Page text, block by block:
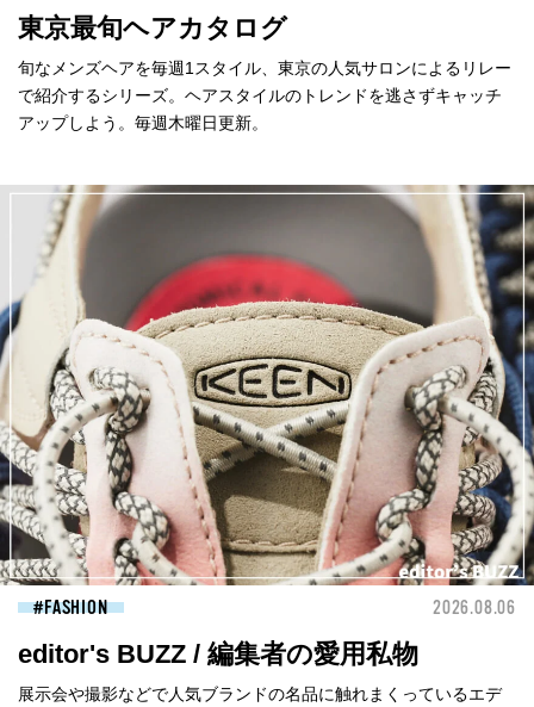
東京最旬ヘアカタログ
旬なメンズヘアを毎週1スタイル、東京の人気サロンによるリレー
で紹介するシリーズ。ヘアスタイルのトレンドを逃さずキャッチ
アップしよう。毎週木曜日更新。
FASHION 2026.08.06
editor's BUZZ / 編集者の愛用私物
展示会や撮影などで人気ブランドの名品に触れまくっているエデ